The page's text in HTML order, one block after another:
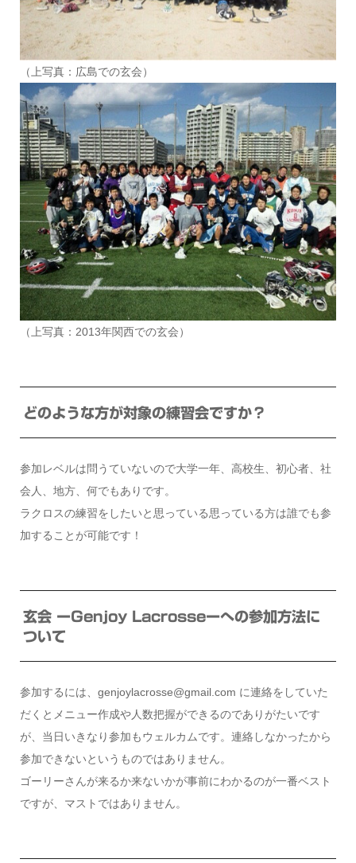
（上写真：広島での玄会）
（上写真：2013年関西での玄会）
どのような方が対象の練習会ですか？
参加レベルは問うていないので大学一年、高校生、初心者、社
会人、地方、何でもありです。
ラクロスの練習をしたいと思っている思っている方は誰でも参
加することが可能です！
玄会 ーGenjoy Lacrosseーへの参加方法に
ついて
参加するには、genjoylacrosse@gmail.com に連絡をしていた
だくとメニュー作成や人数把握ができるのでありがたいです
が、当日いきなり参加もウェルカムです。連絡しなかったから
参加できないというものではありません。
ゴーリーさんが来るか来ないかが事前にわかるのが一番ベスト
ですが、マストではありません。